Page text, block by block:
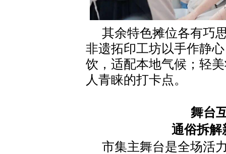
其余特色摊位各有巧
非遗拓印工坊以手作静
饮，适配本地气候；轻
人青睐的打卡点。
舞台
通俗拆解
市集主舞台是全场活